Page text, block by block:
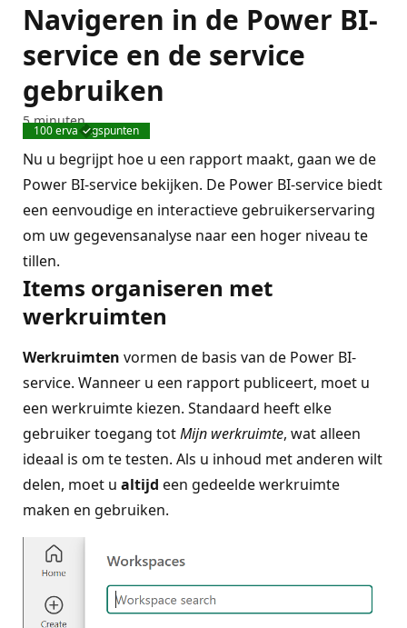
Navigeren in de Power BI-
service en de service
gebruiken
Voltooid
100 ervaringspunten
5 minuten
Nu u begrijpt hoe u een rapport maakt, gaan we de
Power BI-service bekijken. De Power BI-service biedt
een eenvoudige en interactieve gebruikerservaring
om uw gegevensanalyse naar een hoger niveau te
tillen.
Items organiseren met
werkruimten
Werkruimten vormen de basis van de Power BI-
service. Wanneer u een rapport publiceert, moet u
een werkruimte kiezen. Standaard heeft elke
gebruiker toegang totMijn werkruimte, wat alleen
ideaal is om te testen. Als u inhoud met anderen wilt
delen, moet u altijd een gedeelde werkruimte
maken en gebruiken.